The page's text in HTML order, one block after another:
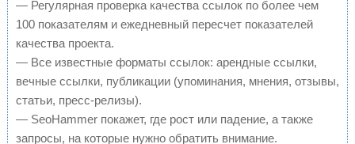
— Регулярная проверка качества ссылок по более чем
100 показателям и ежедневный пересчет показателей
качества проекта.
— Все известные форматы ссылок: арендные ссылки,
вечные ссылки, публикации (упоминания, мнения, отзывы,
статьи, пресс-релизы).
— SeoHammer покажет, где рост или падение, а также
запросы, на которые нужно обратить внимание.